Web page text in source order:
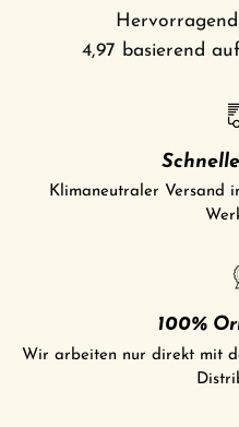
Hervorragend
4,97 basierend auf
Klimaneutraler Versand
100%
Wir arbeiten nur direkt mit